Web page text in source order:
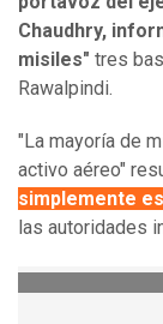
Chaudhry,
misiles" tres
Rawalpindi.
"La mayoría de
activo aéreo"
simplemente
las autoridades